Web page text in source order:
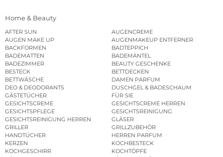
Home & Beauty
AFTER SUN
AUGENCREME
AUGEN MAKE UP
AUGENMAKEUP ENTFERNER
BACKFORMEN
BADTEPPICH
BADEMATTEN
BADEMÄNTEL
BADEZIMMER
BEAUTY GESCHENKE
BESTECK
BETTDECKEN
BETTWÄSCHE
DAMEN PARFUM
DEO & DEODORANTS
DUSCHGEL & BADESCHAUM
GÄSTETÜCHER
FÜR SIE
GESICHTSCREME
GESICHTSCREME HERREN
GESICHTSPFLEGE
GESICHTSREINIGUNG
GESICHTSREINIGUNG HERREN
GLÄSER
GRILLER
GRILLZUBEHÖR
HANDTÜCHER
HERREN PARFUM
KERZEN
KOCHBESTECK
KOCHGESCHIRR
KOCHTÖPFE